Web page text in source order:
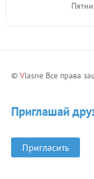
© Vlasne Все права
Приглашай
Пригласить